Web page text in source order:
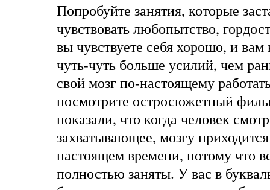
Попробуйте занятия, которые
чувствовать любопытство,
вы чувствуете себя хорошо, и
чуть-чуть больше усилий, чем
свой мозг по-настоящему
посмотрите остросюжетный
показали, что когда человек
захватывающее, мозгу приходится
настоящем времени, потому что
полностью заняты. У вас в